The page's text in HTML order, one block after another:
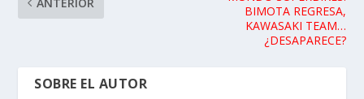
BIMOTA REGRESA,
KAWASAKI TEAM…
¿DESAPARECE?
SOBRE EL AUTOR